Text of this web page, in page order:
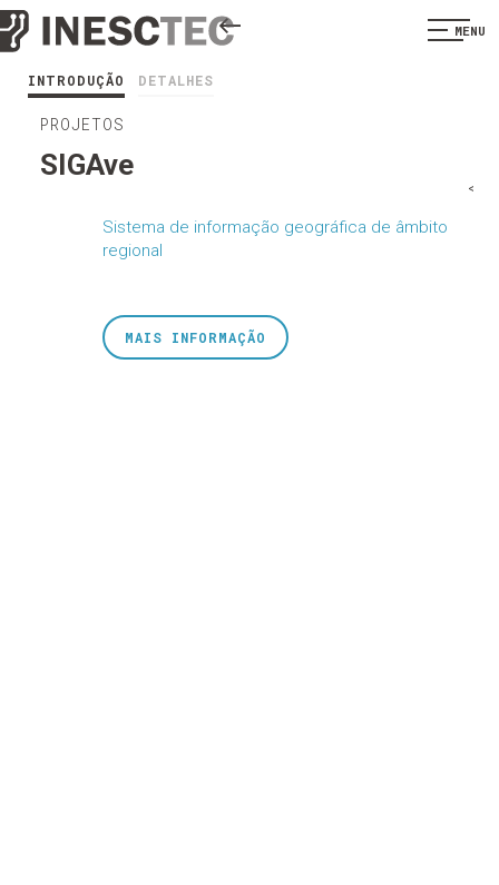
MENU
INTRODUÇÃO DETALHES
PROJETOS
SIGAve
Sistema de informação geográfica de âmbito
regional
<
MAIS INFORMAÇÃO